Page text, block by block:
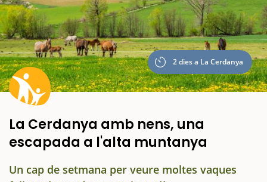
La Cerdanya amb nens, una
escapada a l'alta muntanya
2 dies a La Cerdanya
Un cap de setmana per veure moltes vaques